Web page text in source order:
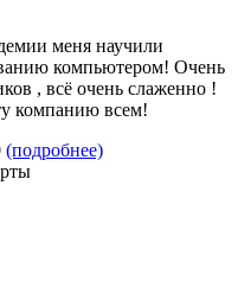
меня научили
компьютером! Очень
, всё очень слаженно !
компанию всем!
(подробнее)